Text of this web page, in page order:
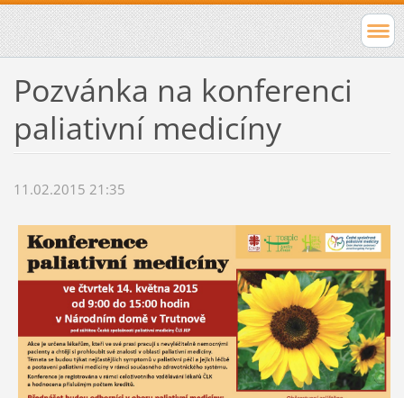
Pozvánka na konferenci
paliativní medicíny
11.02.2015 21:35